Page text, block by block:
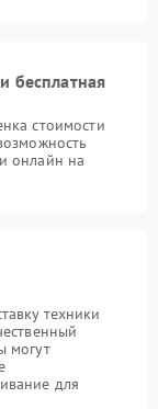
бесплатная
стоимости
онлайн на
техники
могут
для